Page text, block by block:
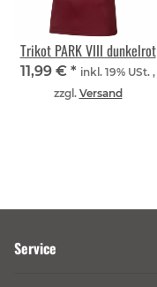
Trikot PARK VIII dunkelrot
11,99 € * inkl. 19% USt. ,
zzgl. Versand
Service